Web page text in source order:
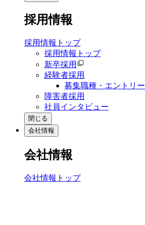
採用情報
採用情報トップ
採用情報トップ
新卒採用
経験者採用
募集職種・エントリー
障害者採用
社員インタビュー
閉じる
会社情報
会社情報
会社情報トップ